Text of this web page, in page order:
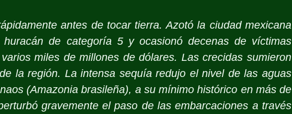
antes de tocar tierra. Azotó la ciudad mexicana
de categoría 5 y ocasionó decenas de víctimas
miles de millones de dólares. Las crecidas sumieron
la región. La intensa sequía redujo el nivel de las aguas
(Amazonia brasileña), a su mínimo histórico en más de
gravemente el paso de las embarcaciones a través